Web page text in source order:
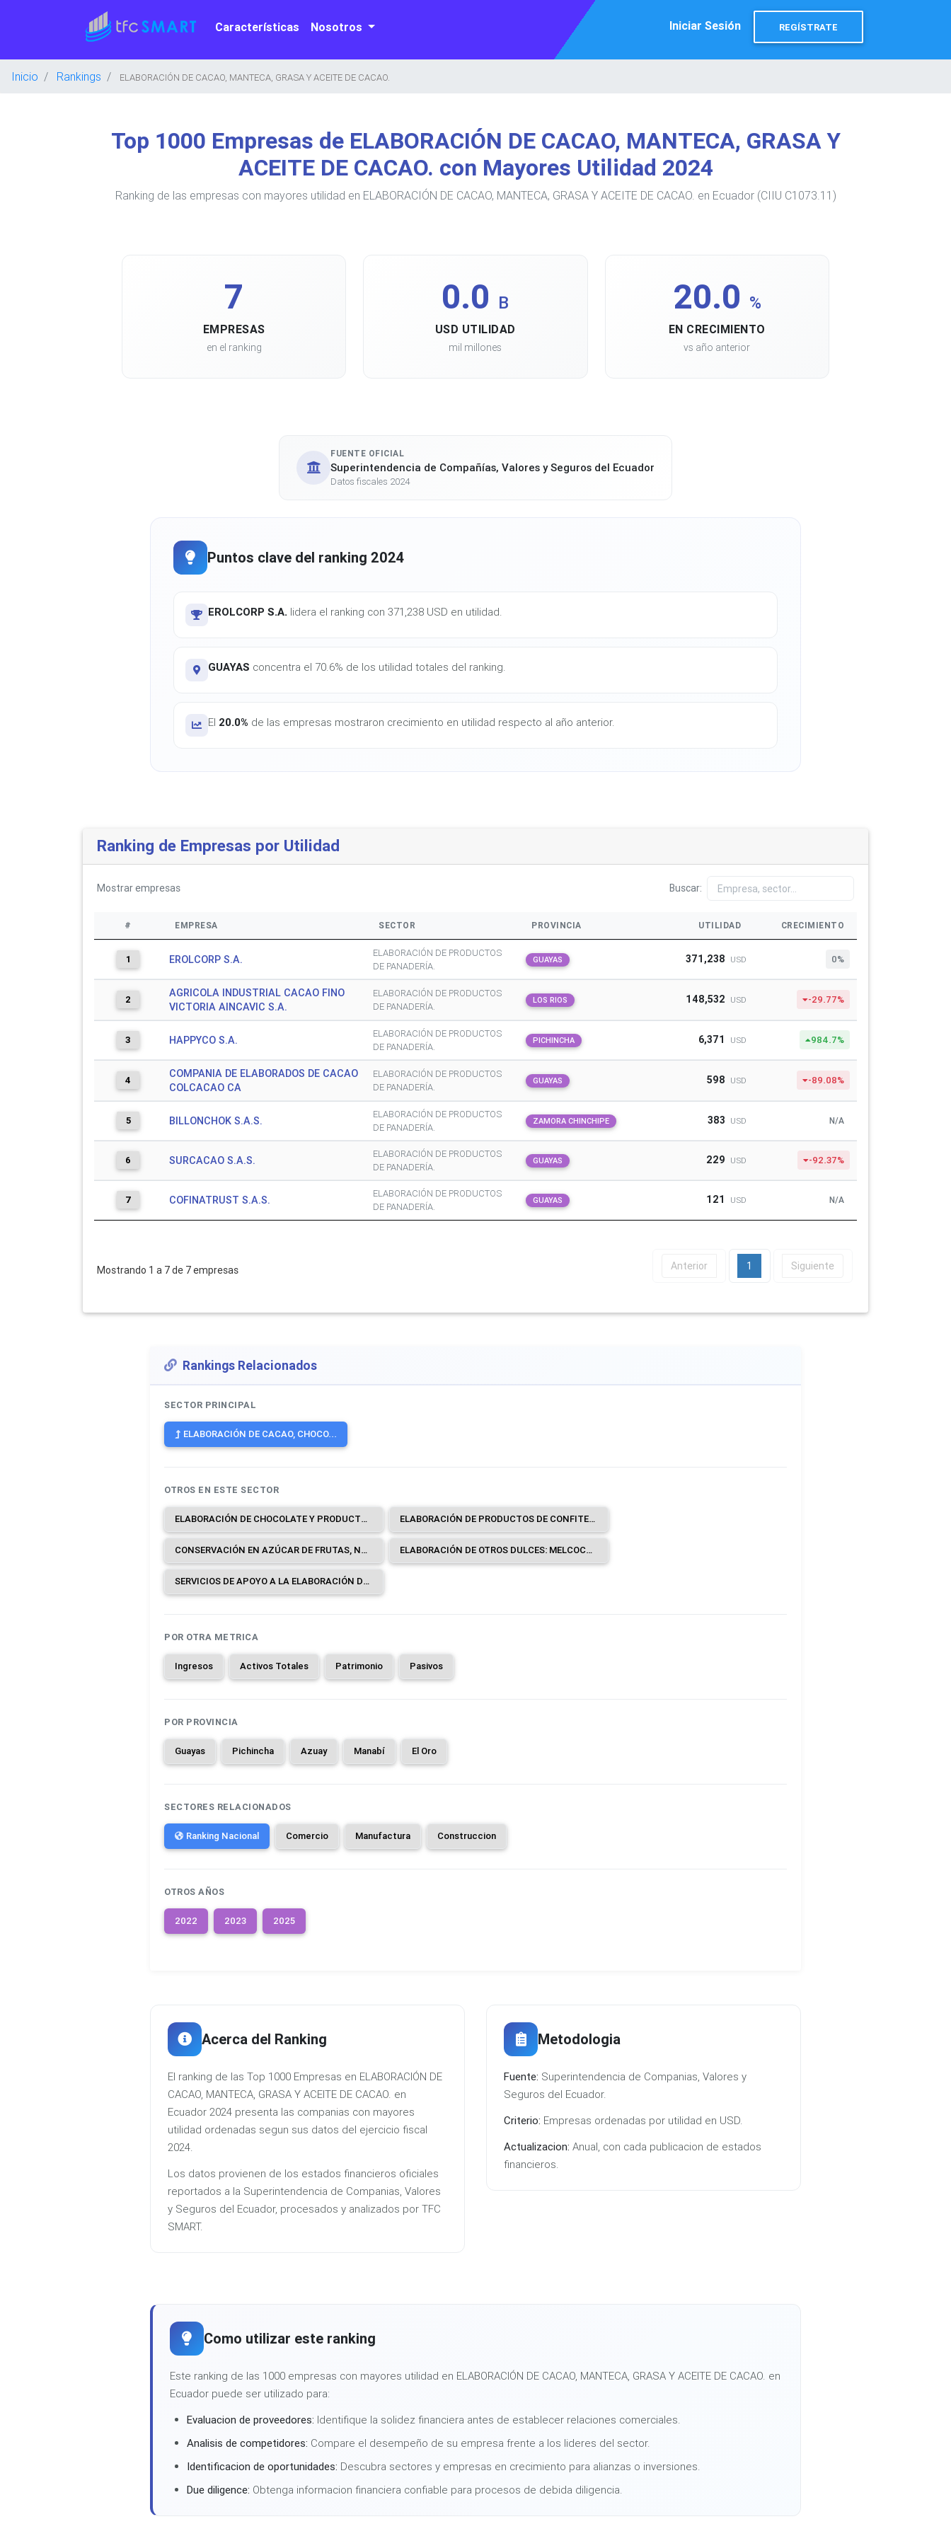
Características Nosotros Iniciar Sesión REGÍSTRATE
Inicio Rankings ELABORACIÓN DE CACAO, MANTECA, GRASA Y ACEITE DE CACAO.
Top 1000 Empresas de ELABORACIÓN DE CACAO, MANTECA, GRASA Y
ACEITE DE CACAO. con Mayores Utilidad 2024
Ranking de las empresas con mayores utilidad en ELABORACIÓN DE CACAO, MANTECA, GRASA Y ACEITE DE CACAO. en Ecuador (CIIU C1073.11)
7
EMPRESAS
en el ranking
0.0 B
USD UTILIDAD
mil millones
20.0 %
EN CRECIMIENTO
vs año anterior
FUENTE OFICIAL
Superintendencia de Compañías, Valores y Seguros del Ecuador
Datos fiscales 2024
Puntos clave del ranking 2024
EROLCORP S.A. lidera el ranking con 371,238 USD en utilidad.
GUAYAS concentra el 70.6% de los utilidad totales del ranking.
El 20.0% de las empresas mostraron crecimiento en utilidad respecto al año anterior.
Ranking de Empresas por Utilidad
Mostrarempresas Buscar:
# EMPRESA SECTOR PROVINCIA UTILIDAD CRECIMIENTO
1 EROLCORP S.A.
ELABORACIÓN DE PRODUCTOS
DE PANADERÍA.
GUAYAS 371,238 USD 0%
2
AGRICOLA INDUSTRIAL CACAO FINO
VICTORIA AINCAVIC S.A.
ELABORACIÓN DE PRODUCTOS
DE PANADERÍA.
LOS RIOS 148,532 USD -29.77%
3 HAPPYCO S.A.
ELABORACIÓN DE PRODUCTOS
DE PANADERÍA.
PICHINCHA 6,371 USD 984.7%
4
COMPANIA DE ELABORADOS DE CACAO
COLCACAO CA
ELABORACIÓN DE PRODUCTOS
DE PANADERÍA.
GUAYAS 598 USD -89.08%
5 BILLONCHOK S.A.S.
ELABORACIÓN DE PRODUCTOS
DE PANADERÍA.
ZAMORA CHINCHIPE 383 USD N/A
6 SURCACAO S.A.S.
ELABORACIÓN DE PRODUCTOS
DE PANADERÍA.
GUAYAS 229 USD -92.37%
7 COFINATRUST S.A.S.
ELABORACIÓN DE PRODUCTOS
DE PANADERÍA.
GUAYAS 121 USD N/A
Mostrando 1 a 7 de 7 empresas Anterior 1 Siguiente
Rankings Relacionados
SECTOR PRINCIPAL
ELABORACIÓN DE CACAO, CHOCO...
OTROS EN ESTE SECTOR
ELABORACIÓN DE CHOCOLATE Y PRODUCTOS DE CHOCOLATE. ELABORACIÓN DE PRODUCTOS DE CONFITERÍA: CARAMELOS, TURRÓN, GRAGEAS Y PASTILLAS DE CONFITERÍA, GOMA DE MASCAR (CHICLES), CONFITES BLANDOS, CONFITERÍA A BASE DE CHOCOLATE Y CHOCOLATE BLANCO, ETCÉTERA.
CONSERVACIÓN EN AZÚCAR DE FRUTAS, NUECES Y OTROS FRUTOS SECOS, CÁSCARA DE FRUTAS Y OTRAS PARTES DE LAS PLANTAS. ELABORACIÓN DE OTROS DULCES: MELCOCHAS, COCADAS, NOGADAS, DULCE DE GUAYABA, ALFEÑIQUES, ETCÉTERA.
SERVICIOS DE APOYO A LA ELABORACIÓN DE CACAO, CHOCOLATE Y PRODUCTOS DE CONFITERÍA A CAMBIO DE UNA RETRIBUCIÓN O POR CONTRATO.
POR OTRA METRICA
Ingresos Activos Totales Patrimonio Pasivos
POR PROVINCIA
Guayas Pichincha Azuay Manabí El Oro
SECTORES RELACIONADOS
Ranking Nacional Comercio Manufactura Construccion
OTROS AÑOS
2022 2023 2025
Acerca del Ranking
El ranking de las Top 1000 Empresas en ELABORACIÓN DE
CACAO, MANTECA, GRASA Y ACEITE DE CACAO. en
Ecuador 2024 presenta las companias con mayores
utilidad ordenadas segun sus datos del ejercicio fiscal
2024.
Los datos provienen de los estados financieros oficiales
reportados a la Superintendencia de Companias, Valores
y Seguros del Ecuador, procesados y analizados por TFC
SMART.
Metodologia
Fuente: Superintendencia de Companias, Valores y
Seguros del Ecuador.
Criterio: Empresas ordenadas por utilidad en USD.
Actualizacion: Anual, con cada publicacion de estados
financieros.
Como utilizar este ranking
Este ranking de las 1000 empresas con mayores utilidad en ELABORACIÓN DE CACAO, MANTECA, GRASA Y ACEITE DE CACAO. en
Ecuador puede ser utilizado para:
Evaluacion de proveedores: Identifique la solidez financiera antes de establecer relaciones comerciales.
Analisis de competidores: Compare el desempeño de su empresa frente a los lideres del sector.
Identificacion de oportunidades: Descubra sectores y empresas en crecimiento para alianzas o inversiones.
Due diligence: Obtenga informacion financiera confiable para procesos de debida diligencia.